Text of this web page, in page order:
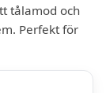
tålamod och
Perfekt för